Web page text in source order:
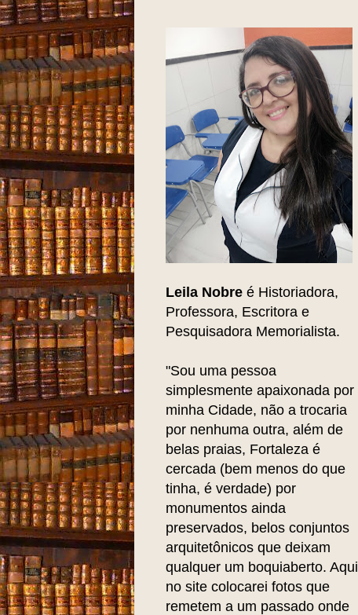
Leila Nobre é Historiadora,
Professora, Escritora e
Pesquisadora Memorialista.
"Sou uma pessoa
simplesmente apaixonada por
minha Cidade, não a trocaria
por nenhuma outra, além de
belas praias, Fortaleza é
cercada (bem menos do que
tinha, é verdade) por
monumentos ainda
preservados, belos conjuntos
arquitetônicos que deixam
qualquer um boquiaberto. Aqui
no site colocarei fotos que
remetem a um passado onde